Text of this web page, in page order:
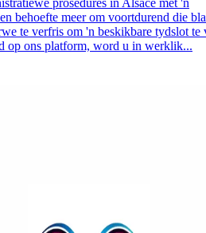
behoefte meer om voortdurend die
te verfris om 'n beskikbare tydslot te
op ons platform, word u in werklik...